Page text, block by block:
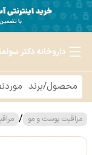
داروخانه دکتر
مراقبت پوست و مو /